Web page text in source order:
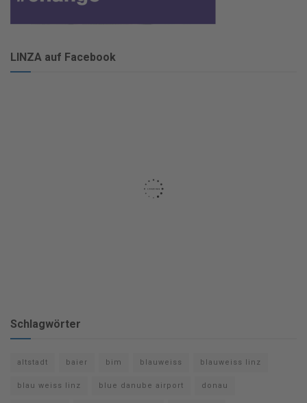
LINZA auf Facebook
Schlagwörter
altstadt baier bim blauweiss blauweiss linz
blau weiss linz blue danube airport donau